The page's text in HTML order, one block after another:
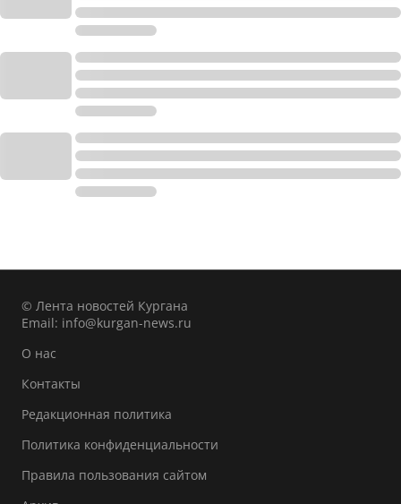
© Лента новостей Кургана
Email: info@kurgan-news.ru
О нас
Контакты
Редакционная политика
Политика конфиденциальности
Правила пользования сайтом